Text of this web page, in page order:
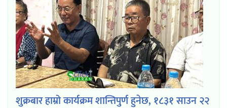
शुक्रबार हाम्रो कार्यक्रम शान्तिपुर्ण हुनेछ, १८३१ साउन २२